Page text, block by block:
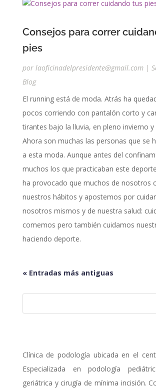
Consejos para correr
pies
por laoficinadelpresidente@gmail.com|
Blog
El running está de moda. Atrás ha
pocos corriendo con pantalón corto y
tirantes bajo la lluvia, en pleno invierno
Ahora son muchas las personas que se
a esta moda. Aunque antes del
muchos los que practicaban este
ha provocado que muchos de nosotros
nuestros hábitos y apostemos por
nosotros mismos y de nuestra salud:
comemos pero también cuidamos
haciendo deporte.
« Entradas más antiguas
Clínica de podología ubicada en el
Especializada en podología
geriátrica y cirugía de mínima incisión.